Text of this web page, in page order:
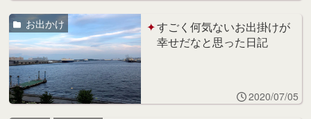
すごく何気ないお出掛けが
幸せだなと思った日記
お出かけ
2020/07/05